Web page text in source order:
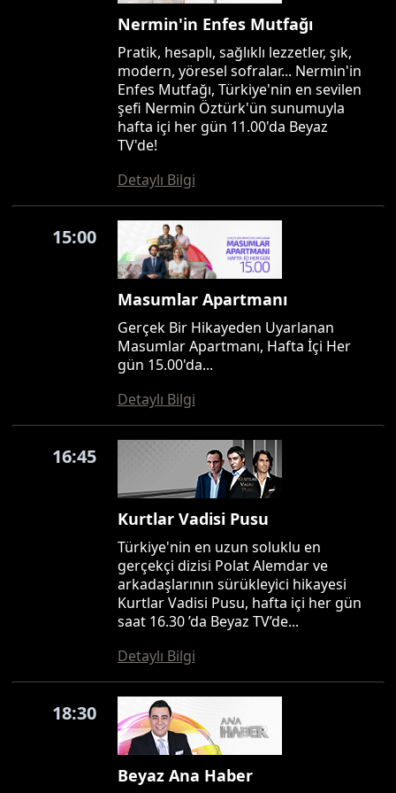
Nermin'in Enfes Mutfağı
Pratik, hesaplı, sağlıklı lezzetler, şık,
modern, yöresel sofralar... Nermin'in
Enfes Mutfağı, Türkiye'nin en sevilen
şefi Nermin Öztürk'ün sunumuyla
hafta içi her gün 11.00'da Beyaz
TV'de!
Detaylı Bilgi
15:00
Masumlar Apartmanı
Gerçek Bir Hikayeden Uyarlanan
Masumlar Apartmanı, Hafta İçi Her
gün 15.00'da...
Detaylı Bilgi
16:45
Kurtlar Vadisi Pusu
Türkiye'nin en uzun soluklu en
gerçekçi dizisi Polat Alemdar ve
arkadaşlarının sürükleyici hikayesi
Kurtlar Vadisi Pusu, hafta içi her gün
saat 16.30 ’da Beyaz TV’de...
Detaylı Bilgi
18:30
Beyaz Ana Haber